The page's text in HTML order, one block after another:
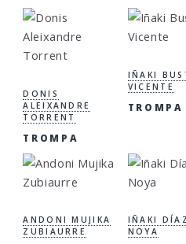
DONIS
ALEIXANDRE
TORRENT
TROMPA
IÑAKI
VICENTE
TROMPA
ANDONI MUJIKA
ZUBIAURRE
IÑAKI DÍAZ
NOYA